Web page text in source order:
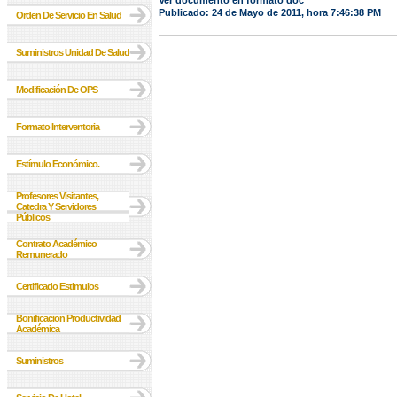
Orden De Servicio En Salud
Suministros Unidad De Salud
Modificación De OPS
Formato Interventoria
Estímulo Económico.
Profesores Visitantes,
Catedra Y Servidores
Públicos
Contrato Académico
Remunerado
Certificado Estimulos
Bonificacion Productividad
Académica
Suministros
Publicado: 24 de Mayo de 2011, hora 7:46:38 PM